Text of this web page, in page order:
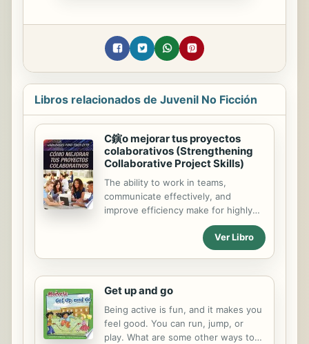
Libros relacionados de Juvenil No Ficción
C鏔o mejorar tus proyectos
colaborativos (Strengthening
Collaborative Project Skills)
The ability to work in teams,
communicate effectively, and
improve efficiency make for highly
successful professionals. Written in
easy-to-access language, this book
aligns with the Core Curriculum
how to develop research projects
that are similar to those they might
face in their careers. It also provides
guidance on building and
participating in teams, bolstering
Ver Libro
Get up and go
Being active is fun, and it makes you
feel good. You can run, jump, or
play. What are some other ways to